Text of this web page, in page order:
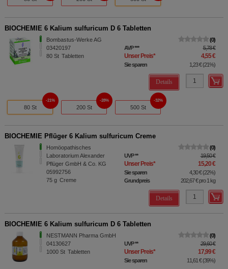
BIOCHEMIE 6 Kalium sulfuricum D 6 Tabletten
Bombastus-Werke AG
03420197
80 St Tabletten
0
AVP*** 5,78 €
Unser Preis* 4,55 €
Sie sparen 1,23 €(21%)
Details
80 St
21%
200 St
28%
500 St
32%
BIOCHEMIE Pflüger 6 Kalium sulfuricum Creme
Homöopathisches
Laboratorium Alexander
Pflüger GmbH & Co. KG
05992756
75 g Creme
0
UVP** 19,50 €
Unser Preis* 15,20 €
Sie sparen 4,30 €(22%)
Grundpreis
202,67 €pro 1 kg
Details
BIOCHEMIE 6 Kalium sulfuricum D 6 Tabletten
NESTMANN Pharma GmbH
04130627
1000 St Tabletten
0
UVP** 29,60 €
Unser Preis* 17,99 €
Sie sparen 11,61 €(39%)